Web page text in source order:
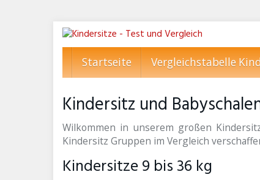
Startseite Vergleichstabelle
Kindersitz und
Wilkommen in unserem großen
Kindersitz Gruppen im Vergleich
Kindersitze 9 bis 36 kg